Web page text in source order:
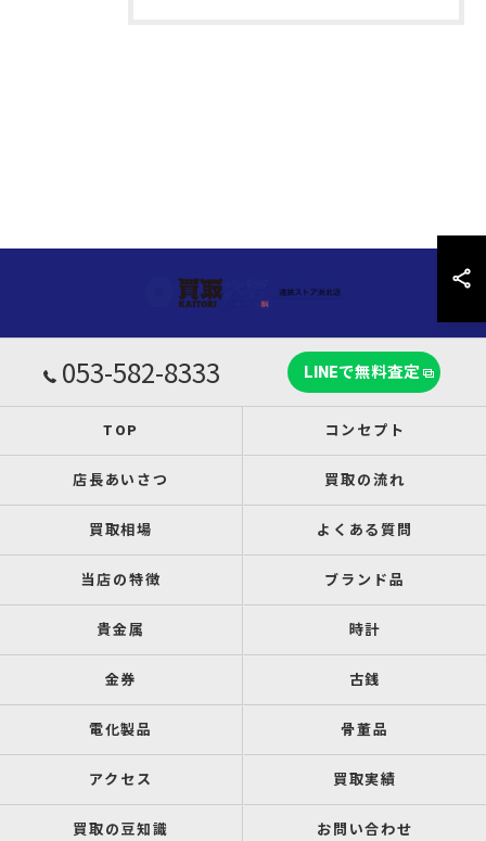
053-582-8333 LINEで無料査定
TOP コンセプト
店長あいさつ 買取の流れ
買取相場 よくある質問
当店の特徴 ブランド品
貴金属 時計
金券 古銭
電化製品 骨董品
アクセス 買取実績
買取の豆知識 お問い合わせ